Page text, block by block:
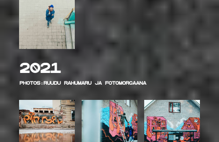
2021
Photos:Ruudu Rahumaru ja Fotomorgaana